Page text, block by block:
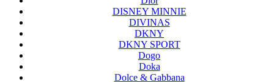
DISNEY MINNIE
DIVINAS
DKNY
DKNY SPORT
Dogo
Doka
Dolce & Gabbana